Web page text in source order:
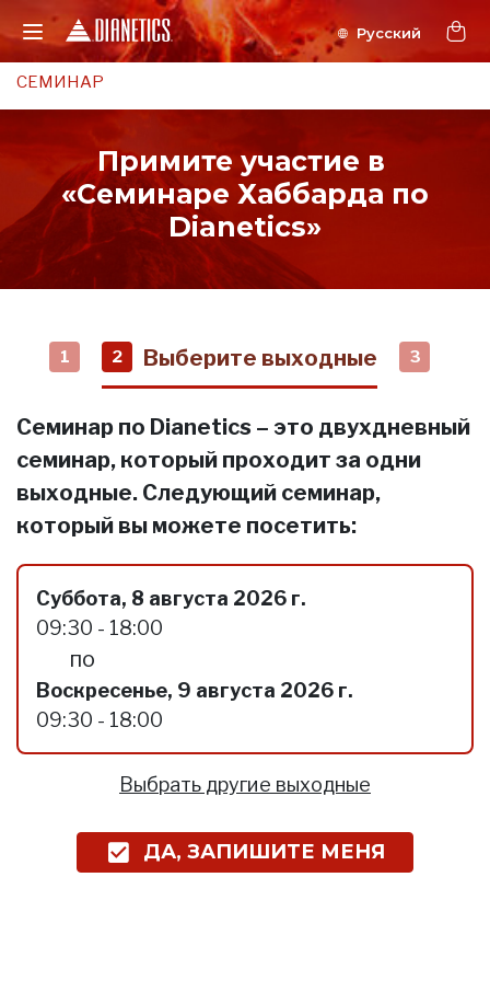
СЕМИНАР
Примите участие в
«Семинаре Хаббарда по
Dianetics»
1 2 Выберите выходные 3
Семинар по Dianetics – это двухдневный
семинар, который проходит за одни
выходные. Следующий семинар,
который вы можете посетить:
Суббота, 8 августа 2026 г.
09:30 - 18:00
по
Воскресенье, 9 августа 2026 г.
09:30 - 18:00
Выбрать другие выходные
ДА, ЗАПИШИТЕ МЕНЯ